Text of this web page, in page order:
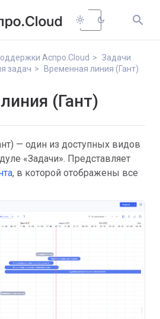
light_mode dark_mode 
Аспро.Cloud
Задачи
задач
Временная линия (Гант)
(Гант)
— один из доступных видов
«Задачи». Представляет
, в которой отображены все